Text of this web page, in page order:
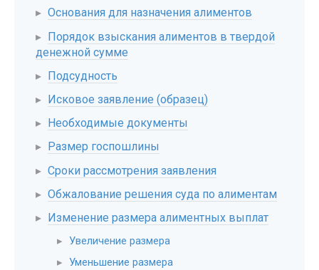
Основания для назначения алиментов
Порядок взыскания алиментов в твердой
денежной сумме
Подсудность
Исковое заявление (образец)
Необходимые документы
Размер госпошлины
Сроки рассмотрения заявления
Обжалование решения суда по алиментам
Изменение размера алиментных выплат
Увеличение размера
Уменьшение размера